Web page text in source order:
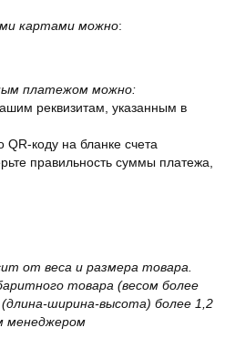
картами можно:
платежом можно:
реквизитам, указанным в
QR-коду на бланке счета
правильность суммы платежа,
от веса и размера товара.
товара (весом более
ширина-высота) более 1,2
менеджером